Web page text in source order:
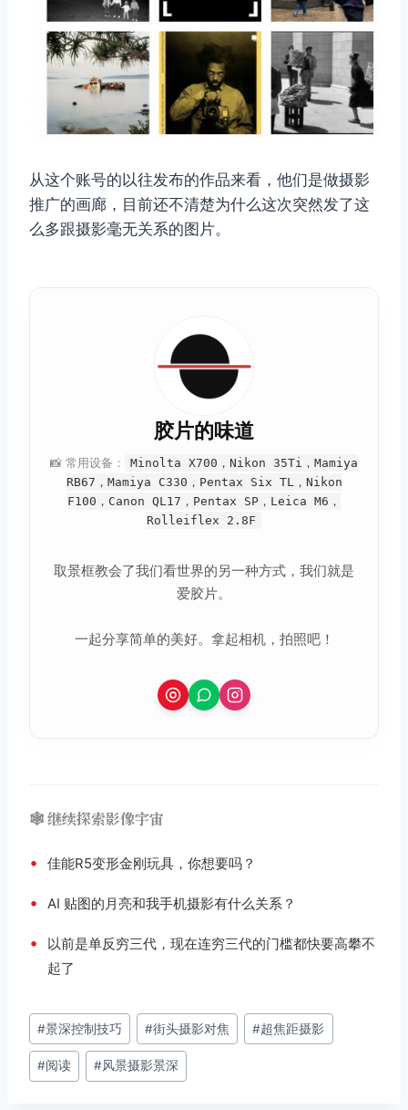
从这个账号的以往发布的作品来看，他们是做摄影
推广的画廊，目前还不清楚为什么这次突然发了这
么多跟摄影毫无关系的图片。
胶片的味道
📸 常用设备：
Minolta X700，Nikon 35Ti，Mamiya
RB67，Mamiya C330，Pentax Six TL，Nikon
F100，Canon QL17，Pentax SP，Leica M6，
Rolleiflex 2.8F
取景框教会了我们看世界的另一种方式，我们就是
爱胶片。
一起分享简单的美好。拿起相机，拍照吧！
🕸️ 继续探索影像宇宙
• 佳能R5变形金刚玩具，你想要吗？
• AI 贴图的月亮和我手机摄影有什么关系？
•
以前是单反穷三代，现在连穷三代的门槛都快要高攀不
起了
文
章
标
#景深控制技巧 #街头摄影对焦 #超焦距摄影
#阅读 #风景摄影景深